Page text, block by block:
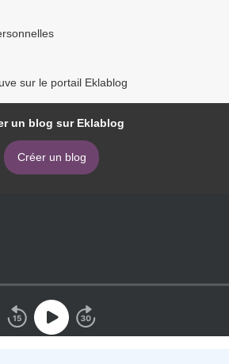
sur le portail Eklablog
un blog sur Eklablog
Créer un blog